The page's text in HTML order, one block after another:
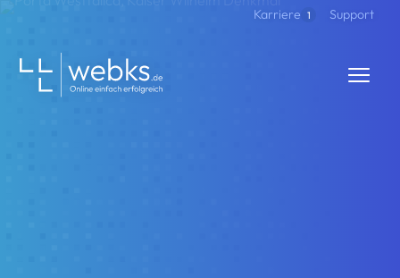
Karriere 1 Support
webks: websolutions kept simple